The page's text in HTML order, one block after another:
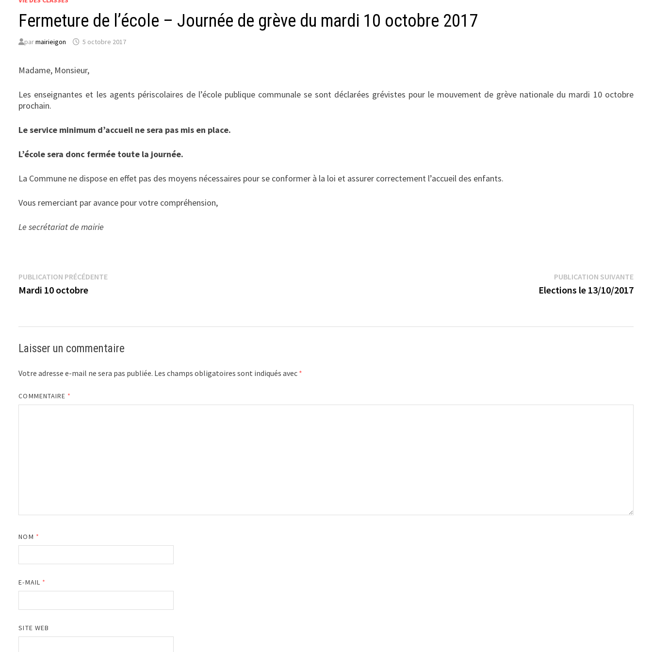
Fermeture de l’école – Journée de grève du mardi 10 octobre 2017
parmairieigon 5 octobre 2017
Madame, Monsieur,
Les enseignantes et les agents périscolaires de l’école publique communale se sont déclarées grévistes pour le mouvement de grève nationale du mardi 10 octobre
prochain.
Le service minimum d’accueil ne sera pas mis en place.
L’école sera donc fermée toute la journée.
La Commune ne dispose en effet pas des moyens nécessaires pour se conformer à la loi et assurer correctement l’accueil des enfants.
Vous remerciant par avance pour votre compréhension,
Le secrétariat de mairie
Navigation
de
PUBLICATION PRÉCÉDENTEPublication
Mardi 10 octobre
PUBLICATION SUIVANTE
Elections le 13/10/2017
Laisser un commentaire
Votre adresse e-mail ne sera pas publiée. Les champs obligatoires sont indiqués avec *
COMMENTAIRE *
NOM *
E-MAIL *
SITE WEB